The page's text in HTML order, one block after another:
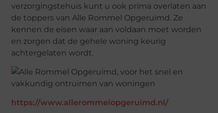
verzorgingstehuis kunt u ook prima overlaten aan
de toppers van Alle Rommel Opgeruimd. Ze
kennen de eisen waar aan voldaan moet worden
en zorgen dat de gehele woning keurig
achtergelaten wordt.
https://www.allerommelopgeruimd.nl/